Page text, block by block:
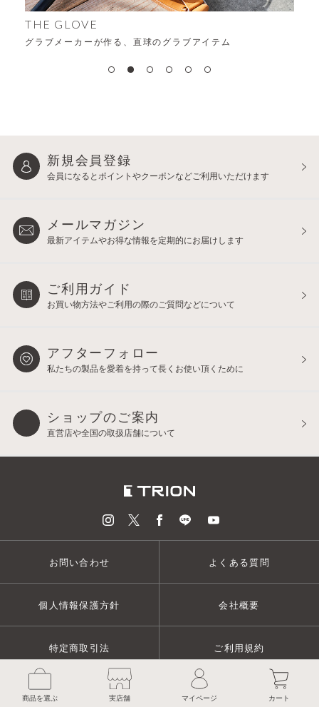
色を選んでカートに入れる
ALFA
時代を超える、変わらない“ちょうどよさ”
新規会員登録
会員になるとポイントやクーポンなどご利用いただけます
メールマガジン
最新アイテムやお得な情報を定期的にお届けします
ご利用ガイド
お買い物方法やご利用の際のご質問などについて
アフターフォロー
私たちの製品を愛着を持って長くお使い頂くために
ショップのご案内
直営店や全国の取扱店舗について
お問い合わせ よくある質問
個人情報保護方針 会社概要
特定商取引法 ご利用規約
© TRION CORPORATION
商品を選ぶ 実店舗 マイページ カート